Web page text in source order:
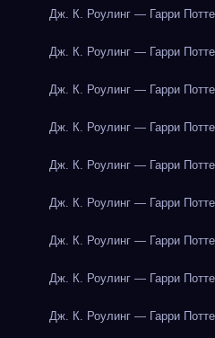
Дж. К. Роулинг — Гарри
Дж. К. Роулинг — Гарри
Дж. К. Роулинг — Гарри
Дж. К. Роулинг — Гарри
Дж. К. Роулинг — Гарри
Дж. К. Роулинг — Гарри
Дж. К. Роулинг — Гарри
Дж. К. Роулинг — Гарри
Дж. К. Роулинг — Гарри